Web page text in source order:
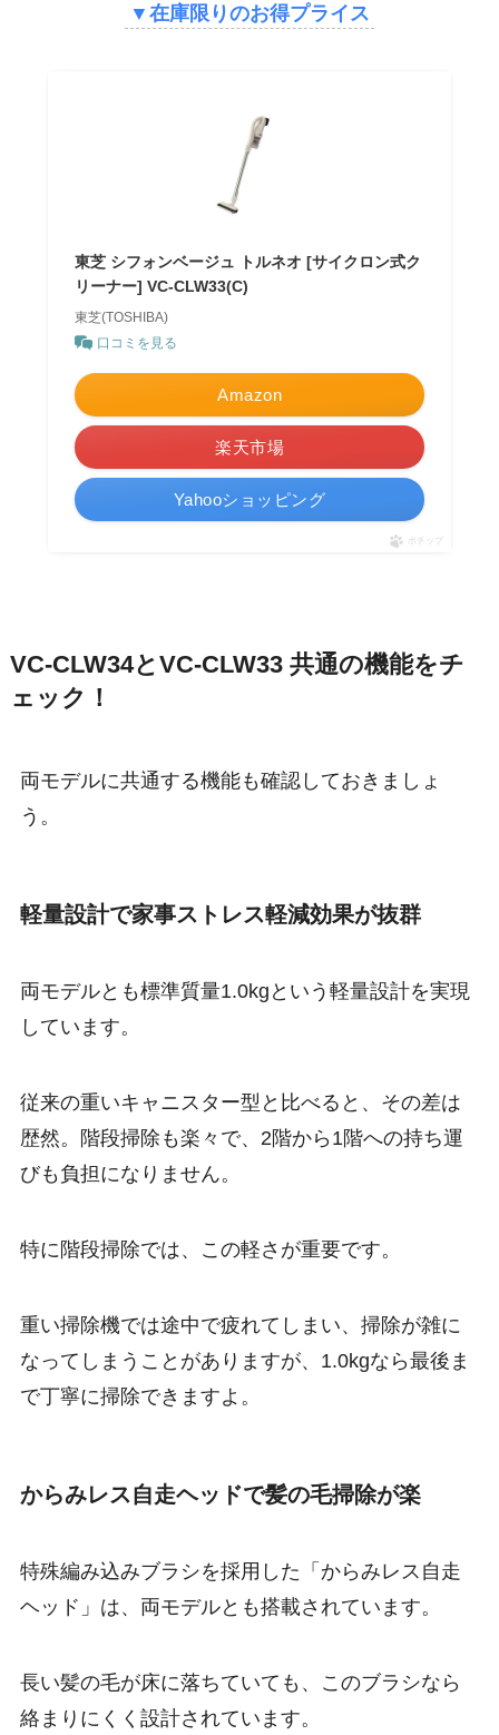
▼在庫限りのお得プライス
東芝 シフォンベージュ トルネオ [サイクロン式ク
リーナー] VC-CLW33(C)
東芝(TOSHIBA)
口コミを見る
Amazon
楽天市場
Yahooショッピング
ポチップ
VC-CLW34とVC-CLW33 共通の機能をチ
ェック！
両モデルに共通する機能も確認しておきましょ
う。
軽量設計で家事ストレス軽減効果が抜群
両モデルとも標準質量1.0kgという軽量設計を実現
しています。
従来の重いキャニスター型と比べると、その差は
歴然。階段掃除も楽々で、2階から1階への持ち運
びも負担になりません。
特に階段掃除では、この軽さが重要です。
重い掃除機では途中で疲れてしまい、掃除が雑に
なってしまうことがありますが、1.0kgなら最後ま
で丁寧に掃除できますよ。
からみレス自走ヘッドで髪の毛掃除が楽
特殊編み込みブラシを採用した「からみレス自走
ヘッド」は、両モデルとも搭載されています。
長い髪の毛が床に落ちていても、このブラシなら
絡まりにくく設計されています。